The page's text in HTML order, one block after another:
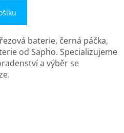
baterie, černá páčka,
od Sapho. Specializujeme
a výběr se